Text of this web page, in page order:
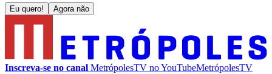
Eu quero! Agora não
Inscreva-se no canal MetrópolesTV noYouTubeMetrópolesTV